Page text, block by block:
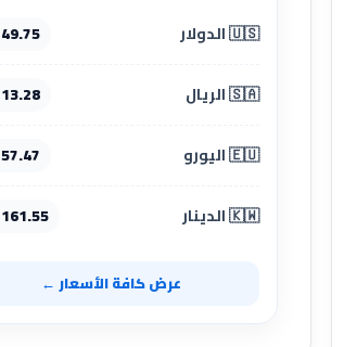
🇺🇸 الدولار 49.75 ج.م
🇸🇦 الريال 13.28 ج.م
🇪🇺 اليورو 57.47 ج.م
🇰🇼 الدينار 161.55 ج.م
عرض كافة الأسعار ←